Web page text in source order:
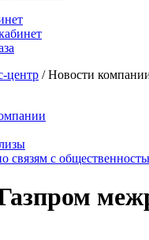
центр / Новости
связям с